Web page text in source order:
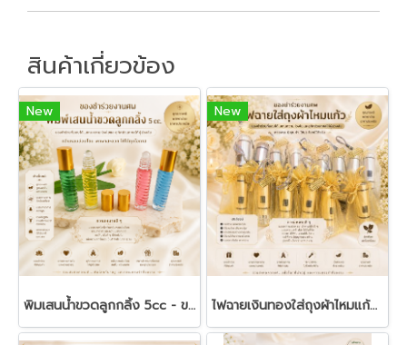
สินค้าเกี่ยวข้อง
New
พิมเสนน้ำขวดลูกกลิ้ง 5cc - ของชำร่วยงานศพ
New
ไฟฉายเงินทองใส่ถุงผ้าไหมแก้ว - ของชำร่วยงานฌาปนกิจ